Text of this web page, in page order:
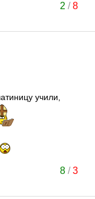
2 /8
учили,
8/3